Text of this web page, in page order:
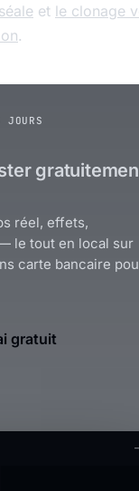
et le clonage
.
réel, effets,
le tout en local sur
carte bancaire
gratuit